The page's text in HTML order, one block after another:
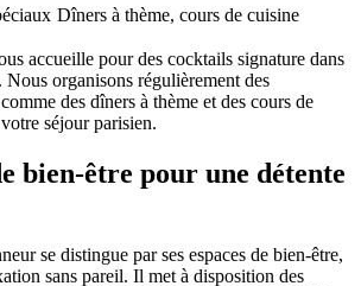
Dîners à thème, cours de cuisine
accueille pour des cocktails signature dans
Nous organisons régulièrement des
des dîners à thème et des cours de
séjour parisien.
bien-être pour une détente
se distingue par ses espaces de bien-être,
sans pareil. Il met à disposition des